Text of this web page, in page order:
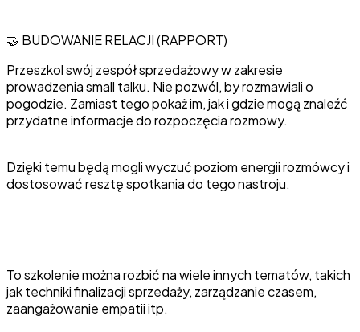
🤝 BUDOWANIE RELACJI (RAPPORT)
Przeszkol swój zespół sprzedażowy w zakresie
prowadzenia small talku. Nie pozwól, by rozmawiali o
pogodzie. Zamiast tego pokaż im, jak i gdzie mogą znaleźć
przydatne informacje do rozpoczęcia rozmowy.
Dzięki temu będą mogli wyczuć poziom energii rozmówcy i
dostosować resztę spotkania do tego nastroju.
To szkolenie można rozbić na wiele innych tematów, takich
jak techniki finalizacji sprzedaży, zarządzanie czasem,
zaangażowanie empatii itp.